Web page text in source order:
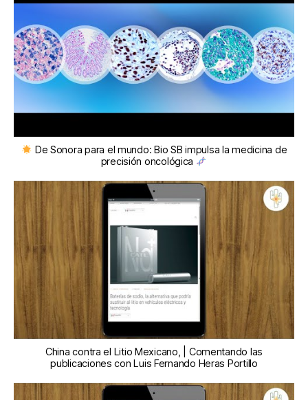
De Sonora para el mundo: Bio SB impulsa la medicina de
precisión oncológica
China contra el Litio Mexicano, | Comentando las
publicaciones con Luis Fernando Heras Portillo